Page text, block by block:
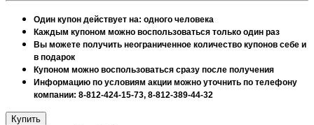
Один купон действует на: одного человека
Каждым купоном можно воспользоваться только один раз
Вы можете получить неограниченное количество купонов себе и
в подарок
Купоном можно воспользоваться сразу после получения
Информацию по условиям акции можно уточнить по телефону
компании: 8-812-424-15-73, 8-812-389-44-32